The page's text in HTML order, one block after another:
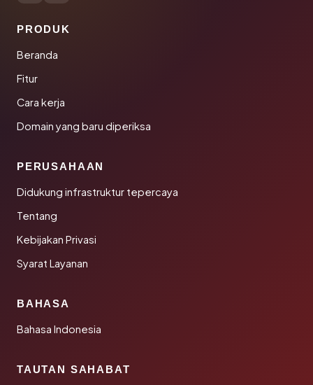
PRODUK
Beranda
Fitur
Cara kerja
Domain yang baru diperiksa
PERUSAHAAN
Didukung infrastruktur tepercaya
Tentang
Kebijakan Privasi
Syarat Layanan
BAHASA
Bahasa Indonesia
TAUTAN SAHABAT